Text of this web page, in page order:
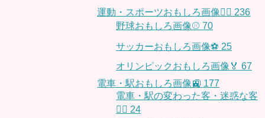
運動・スポーツおもしろ画像🏃‍♂️ 236
野球おもしろ画像⚾ 70
サッカーおもしろ画像⚽️ 25
オリンピックおもしろ画像🏅 67
電車・駅おもしろ画像🚉 177
電車・駅の変わった客・迷惑な客
🤦‍♀️ 24